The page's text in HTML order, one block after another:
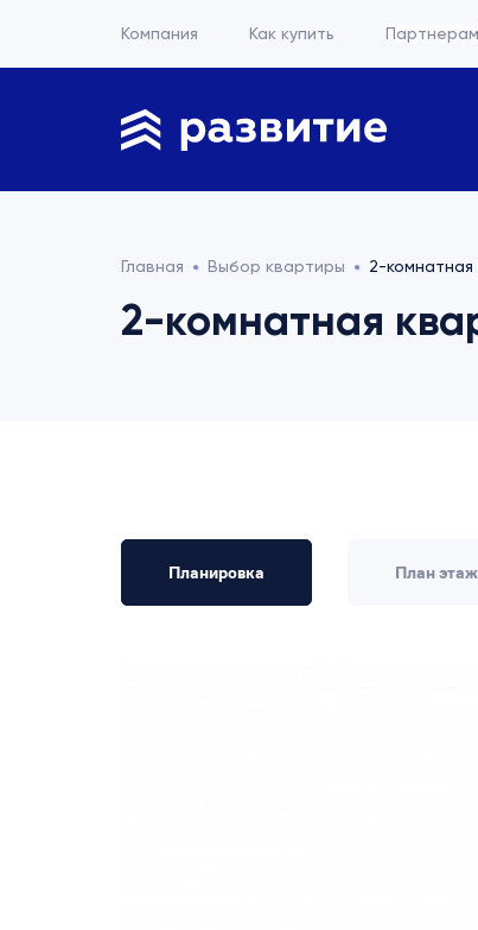
Компания Как купить Партнерам
Главная Выбор квартиры 2-
2-комнатная
Планировка План